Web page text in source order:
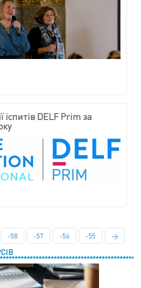
іспитів DELF Prim за
-58 -57 -56 -55 →